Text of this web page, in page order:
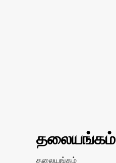
தலையங்கம்
தலையங்கம்